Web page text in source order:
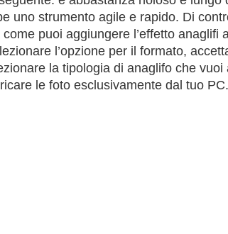
uno strumento agile e rapido. Di
puoi aggiungere l’effetto anaglifi
l’opzione per il formato,
la tipologia di anaglifo che
le foto esclusivamente dal tuo PC.